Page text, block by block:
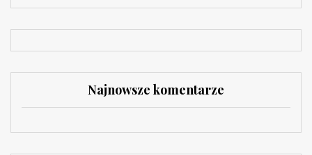
Najnowsze komentarze